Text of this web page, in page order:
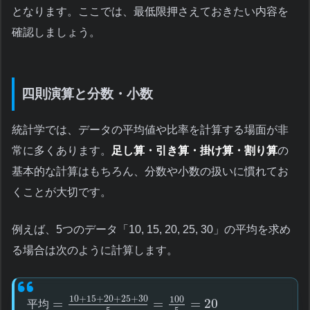
となります。ここでは、最低限押さえておきたい内容を
確認しましょう。
四則演算と分数・小数
統計学では、データの平均値や比率を計算する場面が非
常に多くあります。
足し算・引き算・掛け算・割り算の
基本的な計算はもちろん、分数や小数の扱いに慣れてお
くことが大切です。
例えば、5つのデータ「10, 15, 20, 25, 30」の平均を求め
る場合は次のように計算します。
平均 = 10+15+20+25+30 =
100
= 20